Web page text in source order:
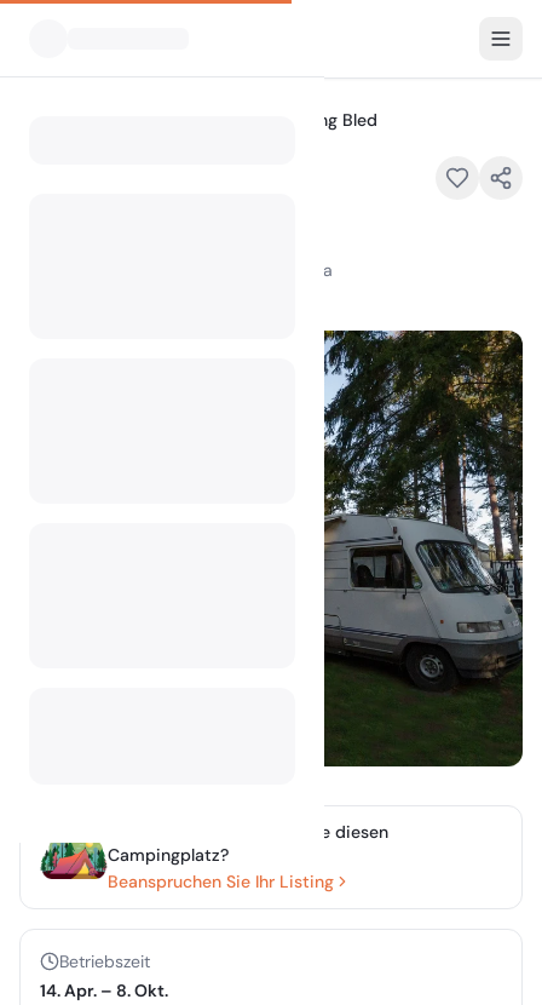
River Camping Bled
Alpska cesta 111, 4248 Lesce, Slovenia
Besitzen oder verwalten Sie diesen
Campingplatz?
Beanspruchen Sie Ihr Listing
Betriebszeit
14. Apr. – 8. Okt.